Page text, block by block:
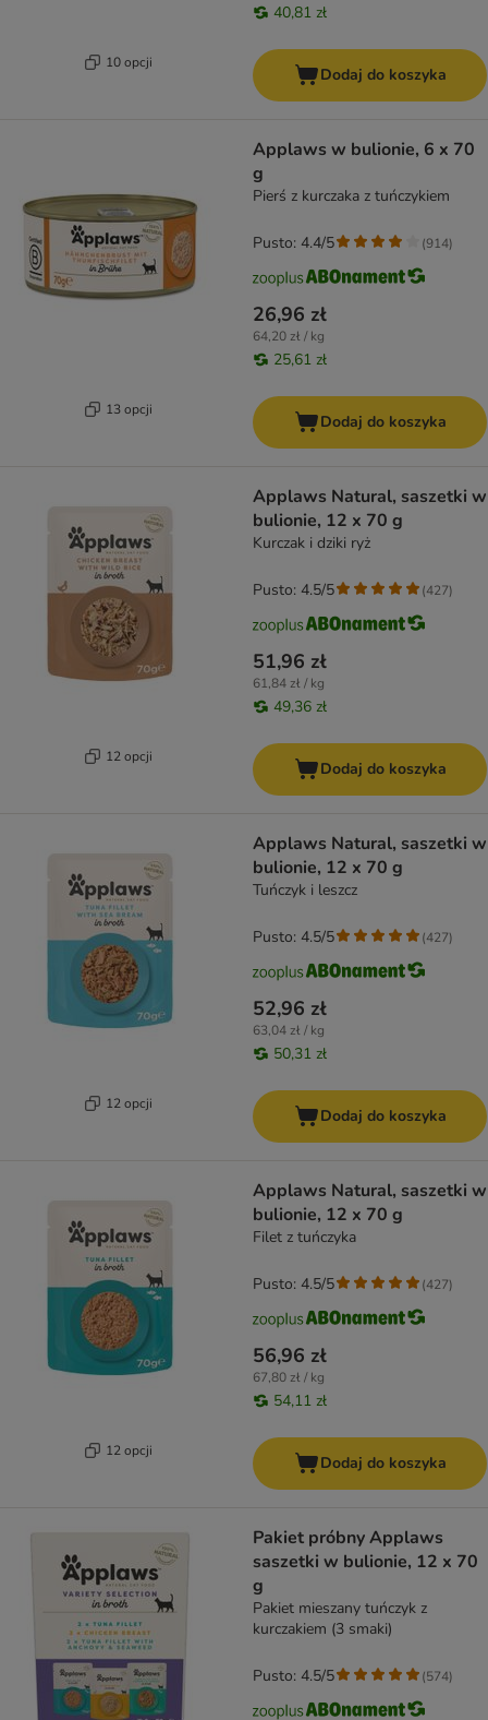
10 opcji
40,81 zł
Dodaj do koszyka
13 opcji
Applaws w bulionie, 6 x 70
g
Pierś z kurczaka z tuńczykiem
26,96 zł
64,20 zł / kg
25,61 zł
Pusto: 4.4/5 (914)
Dodaj do koszyka
12 opcji
Applaws Natural, saszetki w
bulionie, 12 x 70 g
Kurczak i dziki ryż
51,96 zł
61,84 zł / kg
49,36 zł
Pusto: 4.5/5 (427)
Dodaj do koszyka
12 opcji
Applaws Natural, saszetki w
bulionie, 12 x 70 g
Tuńczyk i leszcz
52,96 zł
63,04 zł / kg
50,31 zł
Pusto: 4.5/5 (427)
Dodaj do koszyka
12 opcji
Applaws Natural, saszetki w
bulionie, 12 x 70 g
Filet z tuńczyka
56,96 zł
67,80 zł / kg
54,11 zł
Pusto: 4.5/5 (427)
Dodaj do koszyka
Pakiet próbny Applaws
saszetki w bulionie, 12 x 70
g
Pakiet mieszany tuńczyk z
kurczakiem (3 smaki)
Pusto: 4.5/5 (574)